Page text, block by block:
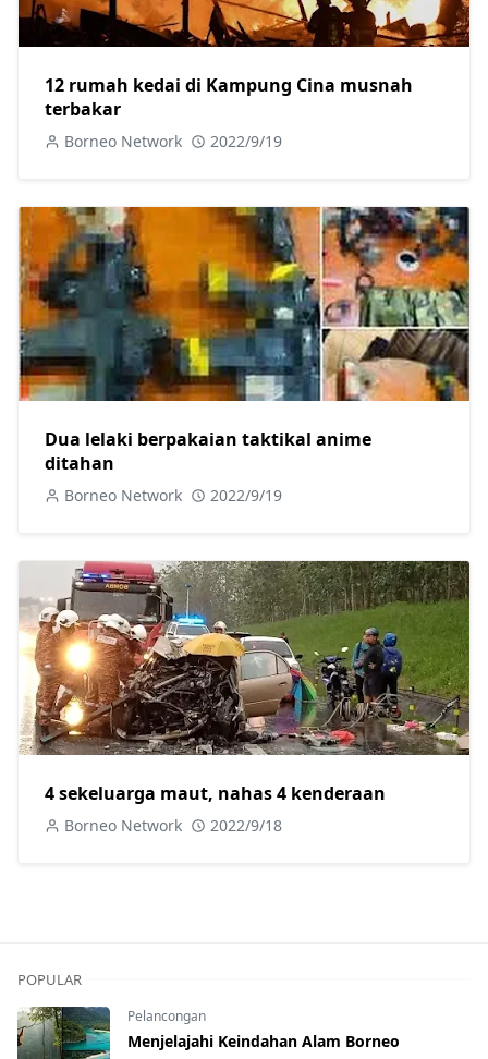
12 rumah kedai di Kampung Cina musnah
terbakar
Borneo Network 2022/9/19
Dua lelaki berpakaian taktikal anime
ditahan
Borneo Network 2022/9/19
4 sekeluarga maut, nahas 4 kenderaan
Borneo Network 2022/9/18
POPULAR
Pelancongan
Menjelajahi Keindahan Alam Borneo